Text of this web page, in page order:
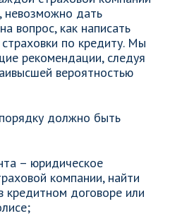
невозможно дать
вопрос, как написать
по кредиту. Мы
рекомендации, следуя
вероятностью
должно быть
– юридическое
компании, найти
кредитном договоре или